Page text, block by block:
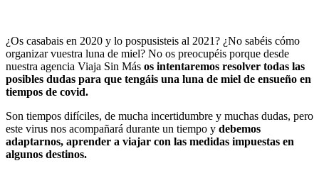
¿Os casabais en 2020 y lo pospusisteis al 2021? ¿No sabéis cómo
organizar vuestra luna de miel? No os preocupéis porque desde
nuestra agencia Viaja Sin Más os intentaremos resolver todas las
posibles dudas para que tengáis una luna de miel de ensueño en
tiempos de covid.
Son tiempos difíciles, de mucha incertidumbre y muchas dudas, pero
este virus nos acompañará durante un tiempo y debemos
adaptarnos, aprender a viajar con las medidas impuestas en
algunos destinos.